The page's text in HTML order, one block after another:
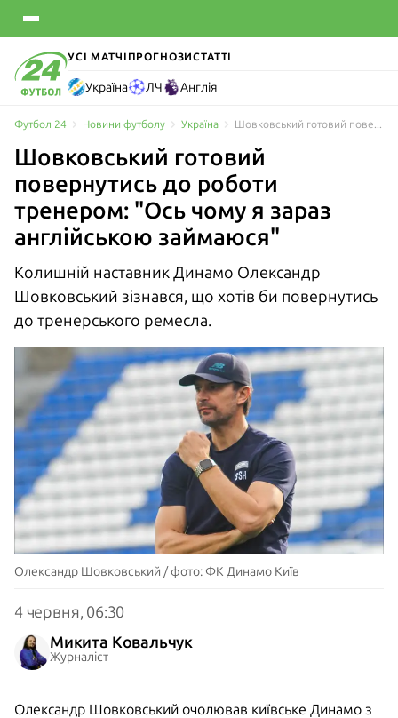
УСІ МАТЧІ ПРОГНОЗИСТАТТІ
Україна ЛЧ Англія
Футбол 24 Новини футболу Україна
Шовковський готовий
повернутись до роботи
тренером: "Ось чому я зараз
англійською займаюся"
Колишній наставник Динамо Олександр
Шовковський зізнався, що хотів би повернутись
до тренерського ремесла.
Олександр Шовковський / фото: ФК Динамо Київ
4 червня, 06:30
Микита Ковальчук
Журналіст
Олександр Шовковський очолював київське Динамо з